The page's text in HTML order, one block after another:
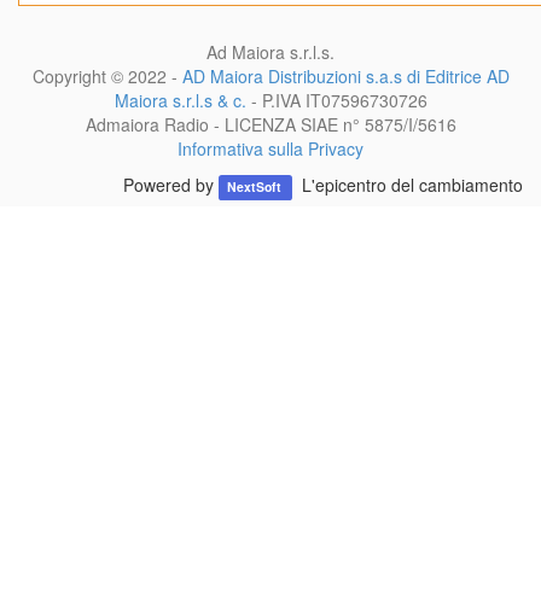
Ad Maiora s.r.l.s.
Copyright © 2022 - AD Maiora Distribuzioni s.a.s di Editrice AD
Maiora s.r.l.s & c. - P.IVA IT07596730726
Admaiora Radio - LICENZA SIAE n° 5875/I/5616
Informativa sulla Privacy
Powered by NextSoft L'epicentro del cambiamento